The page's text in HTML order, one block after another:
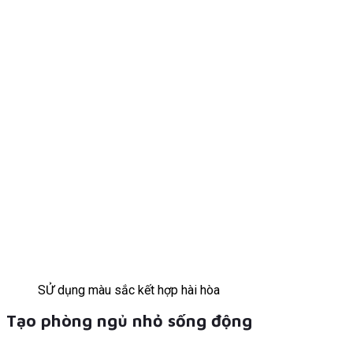
SỬ dụng màu sắc kết hợp hài hòa
Tạo phòng ngủ nhỏ sống động